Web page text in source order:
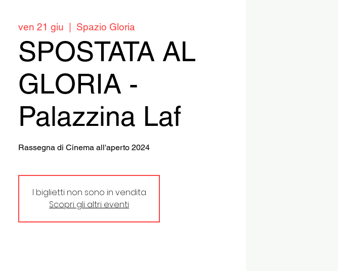
ven 21 giu Spazio Gloria
SPOSTATA AL
GLORIA -
Palazzina Laf
Rassegna di Cinema all'aperto 2024
I biglietti non sono in vendita
Scopri gli altri eventi